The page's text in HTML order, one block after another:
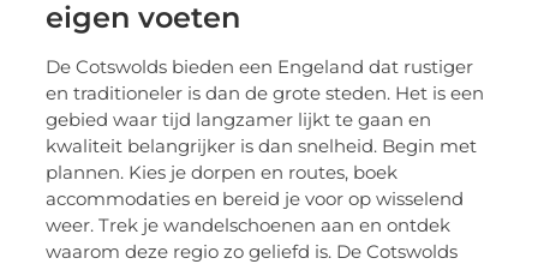
eigen voeten
De Cotswolds bieden een Engeland dat rustiger
en traditioneler is dan de grote steden. Het is een
gebied waar tijd langzamer lijkt te gaan en
kwaliteit belangrijker is dan snelheid. Begin met
plannen. Kies je dorpen en routes, boek
accommodaties en bereid je voor op wisselend
weer. Trek je wandelschoenen aan en ontdek
waarom deze regio zo geliefd is. De Cotswolds